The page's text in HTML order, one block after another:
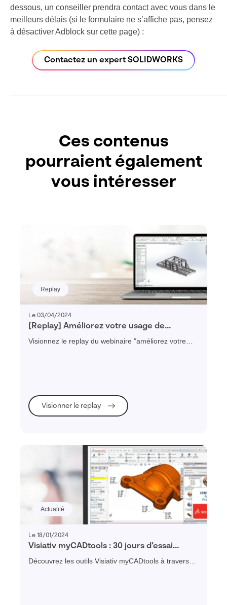
dessous, un conseiller prendra contact avec vous dans le
meilleurs délais (si le formulaire ne s’affiche pas, pensez
à désactiver Adblock sur cette page) :
Contactez un expert SOLIDWORKS
Ces contenus
pourraient également
vous intéresser
Replay
Le 03/04/2024
[Replay] Améliorez votre usage de
SOLIDWORKS avec Visiativ myCADtools
Visionnez le replay du webinaire "améliorez votre
Visionner le replay
Actualité
Le 18/01/2024
Visiativ myCADtools : 30 jours d’essai
gratuit !
Découvrez les outils Visiativ myCADtools à travers